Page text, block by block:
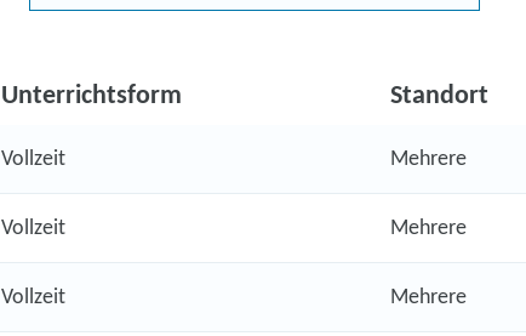
Unterrichtsform Standort
Vollzeit Mehrere
Vollzeit Mehrere
Vollzeit Mehrere